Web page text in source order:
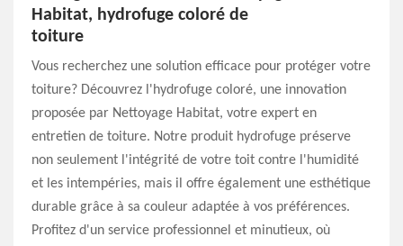
Habitat, hydrofuge coloré de
toiture
Vous recherchez une solution efficace pour protéger votre
toiture? Découvrez l'hydrofuge coloré, une innovation
proposée par Nettoyage Habitat, votre expert en
entretien de toiture. Notre produit hydrofuge préserve
non seulement l'intégrité de votre toit contre l'humidité
et les intempéries, mais il offre également une esthétique
durable grâce à sa couleur adaptée à vos préférences.
Profitez d'un service professionnel et minutieux, où